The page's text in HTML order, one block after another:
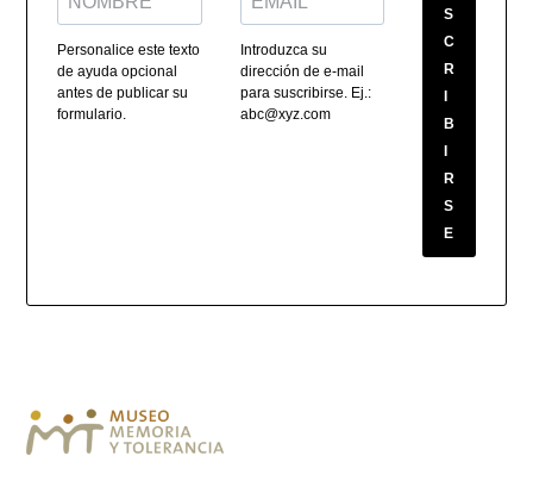
Personalice este texto
de ayuda opcional
antes de publicar su
formulario.
Introduzca su
dirección de e-mail
para suscribirse. Ej.:
abc@xyz.com
S
C
R
B
R
S
E